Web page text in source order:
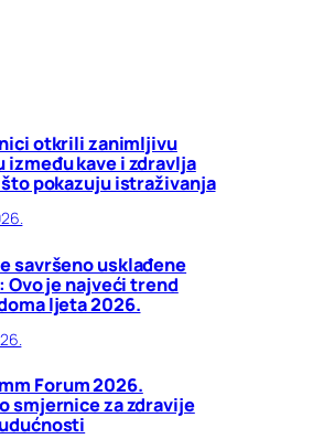
otkrili zanimljivu
između kave i zdravlja
pokazuju istraživanja
savršeno usklađene
je najveći trend
ljeta 2026.
Forum 2026.
smjernice za zdravije